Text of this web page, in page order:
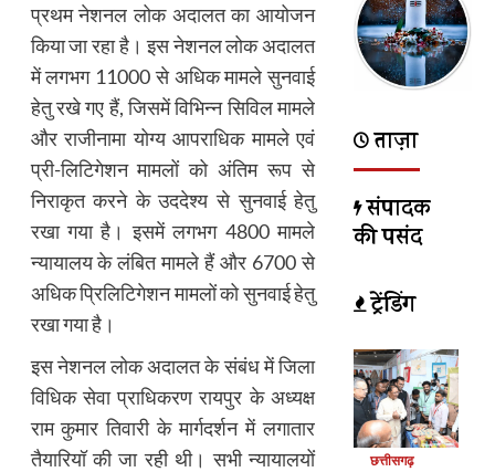
प्रथम नेशनल लोक अदालत का आयोजन
किया जा रहा है। इस नेशनल लोक अदालत
में लगभग 11000 से अधिक मामले सुनवाई
हेतु रखे गए हैं, जिसमें विभिन्न सिविल मामले
और राजीनामा योग्य आपराधिक मामले एवं
प्री-लिटिगेशन मामलों को अंतिम रूप से
निराकृत करने के उददेश्य से सुनवाई हेतु
रखा गया है। इसमें लगभग 4800 मामले
न्यायालय के लंबित मामले हैं और 6700 से
अधिक प्रिलिटिगेशन मामलों को सुनवाई हेतु
रखा गया है।
इस नेशनल लोक अदालत के संबंध में जिला
विधिक सेवा प्राधिकरण रायपुर के अध्यक्ष
राम कुमार तिवारी के मार्गदर्शन में लगातार
तैयारियॉ की जा रही थी। सभी न्यायालयों
ताज़ा
संपादक
की पसंद
ट्रेंडिंग
छत्तीसगढ़